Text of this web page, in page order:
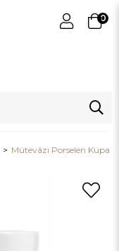
0
Mütevâzı Porselen Kupa